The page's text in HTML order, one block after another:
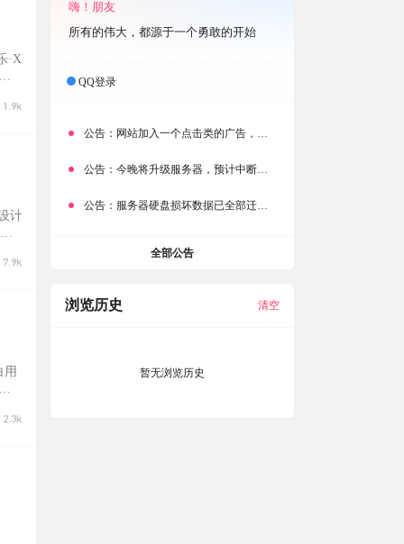
·X
1.9k
计
7.9k
用
2.3k
嗨！朋友
所有的伟大，都源于一个勇敢的开始
QQ登录
公告： 网站加入一个点击类的广告，大家点击下载按钮需要注意
公告： 今晚将升级服务器，预计中断时常为1分钟
公告： 服务器硬盘损坏数据已全部迁移备份，网站恢复完成！
全部公告
浏览历史 清空
暂无浏览历史